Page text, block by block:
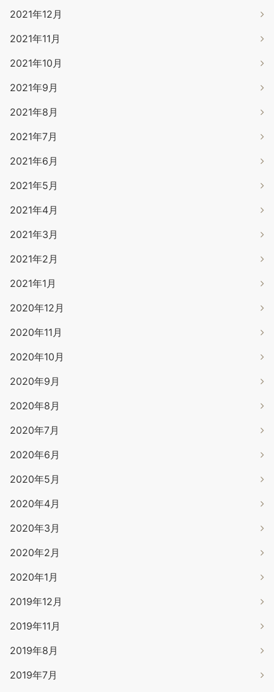
2021年12月
2021年11月
2021年10月
2021年9月
2021年8月
2021年7月
2021年6月
2021年5月
2021年4月
2021年3月
2021年2月
2021年1月
2020年12月
2020年11月
2020年10月
2020年9月
2020年8月
2020年7月
2020年6月
2020年5月
2020年4月
2020年3月
2020年2月
2020年1月
2019年12月
2019年11月
2019年8月
2019年7月